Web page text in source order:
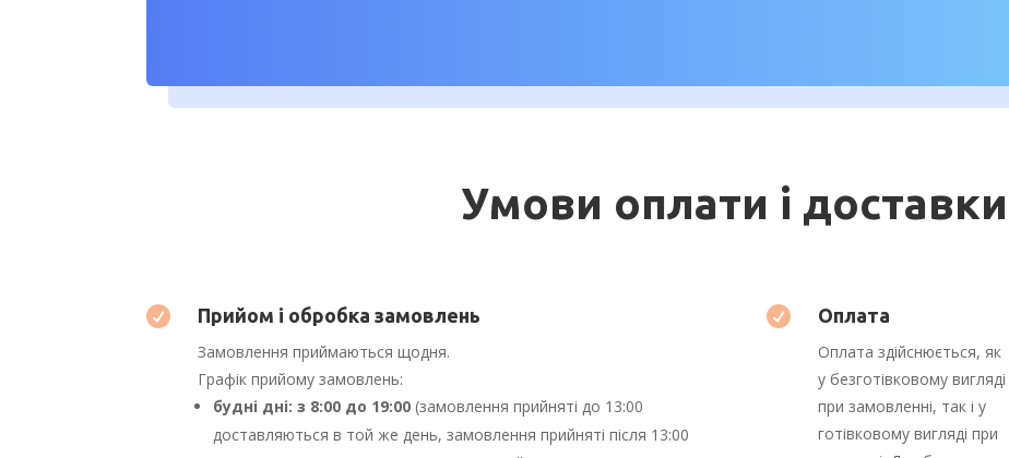
Умови оплати і доставки
 Прийом і обробка замовлень
Замовлення приймаються щодня.
Графік прийому замовлень:
будні дні: з 8:00 до 19:00 (замовлення прийняті до 13:00
доставляються в той же день, замовлення прийняті після 13:00
 Оплата
Оплата здійснюється, як
у безготівковому вигляді
при замовленні, так і у
готівковому вигляді при